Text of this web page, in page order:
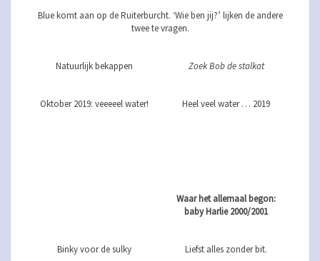
Blue komt aan op de Ruiterburcht. ‘Wie ben jij?’ lijken de andere
twee te vragen.
Natuurlijk bekappen Zoek Bob de stalkat
Oktober 2019: veeeeel water! Heel veel water … 2019
Waar het allemaal begon:
baby Harlie 2000/2001
Binky voor de sulky Liefst alles zonder bit.